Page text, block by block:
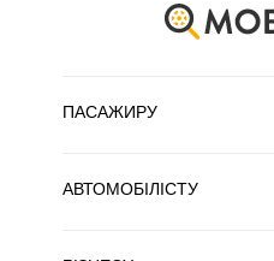
ПАСАЖИРУ
АВТОМОБІЛІСТУ